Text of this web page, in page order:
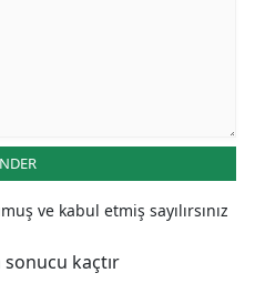
ve kabul etmiş sayılırsınız
kaçtır